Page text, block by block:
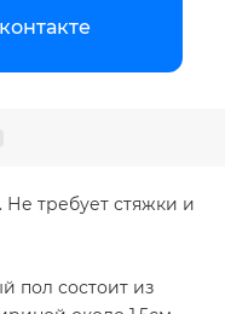
Не требует стяжки и
пол состоит из